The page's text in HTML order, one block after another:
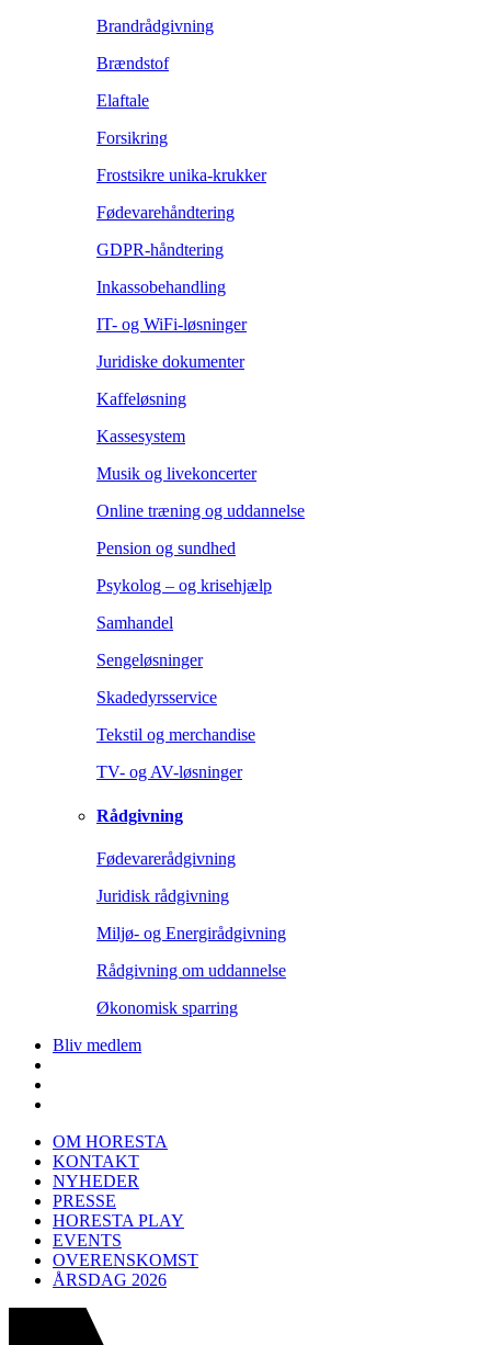
Brandrådgivning
Brændstof
Elaftale
Forsikring
Frostsikre unika-krukker
Fødevarehåndtering
GDPR-håndtering
Inkassobehandling
IT- og WiFi-løsninger
Juridiske dokumenter
Kaffeløsning
Kassesystem
Musik og livekoncerter
Online træning og uddannelse
Pension og sundhed
Psykolog – og krisehjælp
Samhandel
Sengeløsninger
Skadedyrsservice
Tekstil og merchandise
TV- og AV-løsninger
Rådgivning
Fødevarerådgivning
Juridisk rådgivning
Miljø- og Energirådgivning
Rådgivning om uddannelse
Økonomisk sparring
Bliv medlem
OM HORESTA
KONTAKT
NYHEDER
PRESSE
HORESTA PLAY
EVENTS
OVERENSKOMST
ÅRSDAG 2026